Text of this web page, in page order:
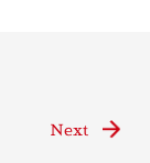
Next